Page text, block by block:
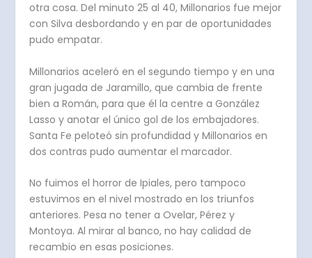
otra cosa. Del minuto 25 al 40, Millonarios fue mejor
con Silva desbordando y en par de oportunidades
pudo empatar.
Millonarios aceleró en el segundo tiempo y en una
gran jugada de Jaramillo, que cambia de frente
bien a Román, para que él la centre a González
Lasso y anotar el único gol de los embajadores.
Santa Fe peloteó sin profundidad y Millonarios en
dos contras pudo aumentar el marcador.
No fuimos el horror de Ipiales, pero tampoco
estuvimos en el nivel mostrado en los triunfos
anteriores. Pesa no tener a Ovelar, Pérez y
Montoya. Al mirar al banco, no hay calidad de
recambio en esas posiciones.